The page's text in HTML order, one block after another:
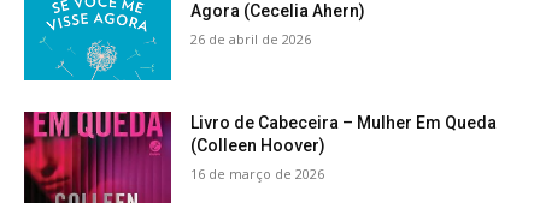
Agora (Cecelia Ahern)
26 de abril de 2026
Livro de Cabeceira – Mulher Em Queda
(Colleen Hoover)
16 de março de 2026